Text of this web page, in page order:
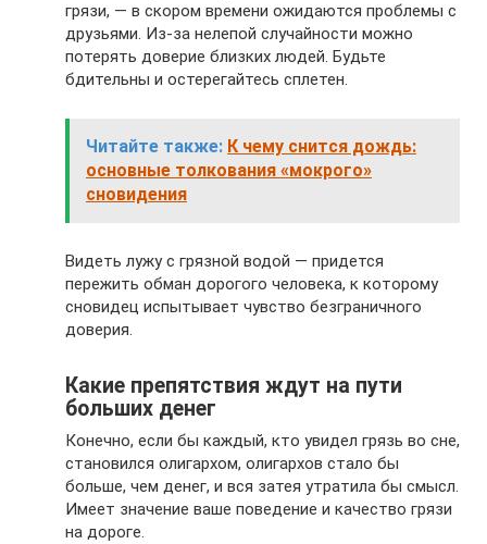
грязи, — в скором времени ожидаются проблемы с
друзьями. Из-за нелепой случайности можно
потерять доверие близких людей. Будьте
бдительны и остерегайтесь сплетен.
Читайте также: К чему снится дождь:
основные толкования «мокрого»
сновидения
Видеть лужу с грязной водой — придется
пережить обман дорогого человека, к которому
сновидец испытывает чувство безграничного
доверия.
Какие препятствия ждут на пути
больших денег
Конечно, если бы каждый, кто увидел грязь во сне,
становился олигархом, олигархов стало бы
больше, чем денег, и вся затея утратила бы смысл.
Имеет значение ваше поведение и качество грязи
на дороге.